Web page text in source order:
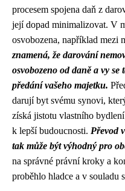
procesem spojena daň z
její dopad minimalizovat. V
osvobozena, například mezi
znamená, že darování
osvobozeno od daně a vy se
předání vašeho majetku.
darují byt svému synovi,
získá jistotu vlastního
k lepší budoucnosti. Převod
tak může být výhodný pro
na správné právní kroky a
proběhlo hladce a v souladu